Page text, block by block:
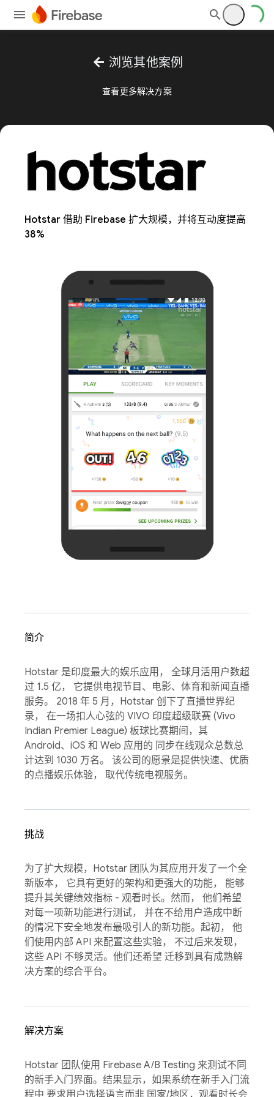
arrow_back 浏览其他案例
查看更多解决方案
Hotstar 借助 Firebase 扩大规模，并将互动度提高
38%
简介
Hotstar 是印度最大的娱乐应用， 全球月活用户数超
过 1.5 亿， 它提供电视节目、电影、体育和新闻直播
服务。 2018 年 5 月，Hotstar 创下了直播世界纪
录， 在一场扣人心弦的 VIVO 印度超级联赛 (Vivo
Indian Premier League) 板球比赛期间，其
Android、iOS 和 Web 应用的 同步在线观众总数总
计达到 1030 万名。 该公司的愿景是提供快速、优质
的点播娱乐体验， 取代传统电视服务。
挑战
为了扩大规模，Hotstar 团队为其应用开发了一个全
新版本， 它具有更好的架构和更强大的功能， 能够
提升其关键绩效指标 - 观看时长。然而， 他们希望
对每一项新功能进行测试， 并在不给用户造成中断
的情况下安全地发布最吸引人的新功能。起初， 他
们使用内部 API 来配置这些实验， 不过后来发现，
这些 API 不够灵活。他们还希望 迁移到具有成熟解
决方案的综合平台。
解决方案
Hotstar 团队使用 Firebase A/B Testing 来测试不同
的新手入门界面。结果显示，如果系统在新手入门流